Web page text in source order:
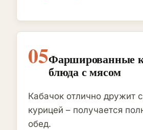
05Фаршированные
блюда с мясом
Кабачок отлично дружит
курицей – получается
обед.